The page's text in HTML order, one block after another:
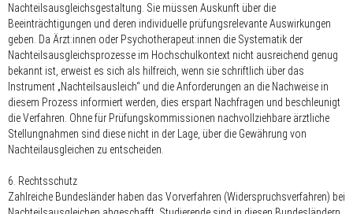
Nachteilsausgleichsgestaltung. Sie müssen Auskunft über die
Beeinträchtigungen und deren individuelle prüfungsrelevante Auswirkungen
geben. Da Ärzt:innen oder Psychotherapeut:innen die Systematik der
Nachteilsausgleichsprozesse im Hochschulkontext nicht ausreichend genug
bekannt ist, erweist es sich als hilfreich, wenn sie schriftlich über das
Instrument „Nachteilsausleich“ und die Anforderungen an die Nachweise in
diesem Prozess informiert werden, dies erspart Nachfragen und beschleunigt
die Verfahren. Ohne für Prüfungskommissionen nachvollziehbare ärztliche
Stellungnahmen sind diese nicht in der Lage, über die Gewährung von
Nachteilausgleichen zu entscheiden.
6. Rechtsschutz
Zahlreiche Bundesländer haben das Vorverfahren (Widerspruchsverfahren) bei